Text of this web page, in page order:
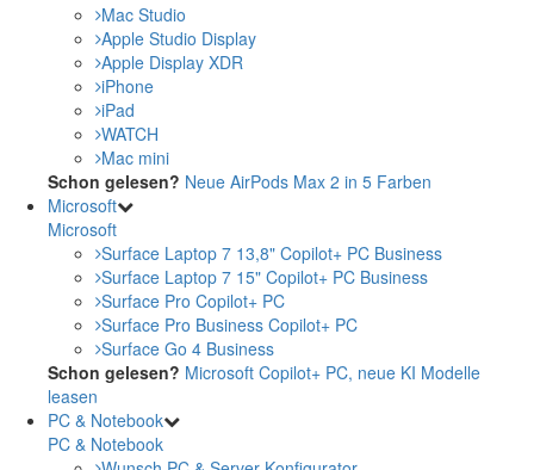
Mac Studio
Apple Studio Display
Apple Display XDR
iPhone
iPad
WATCH
Mac mini
Schon gelesen? Neue AirPods Max 2 in 5 Farben
Microsoft
Microsoft
Surface Laptop 7 13,8" Copilot+ PC Business
Surface Laptop 7 15" Copilot+ PC Business
Surface Pro Copilot+ PC
Surface Pro Business Copilot+ PC
Surface Go 4 Business
Schon gelesen? Microsoft Copilot+ PC, neue KI Modelle
leasen
PC & Notebook
PC & Notebook